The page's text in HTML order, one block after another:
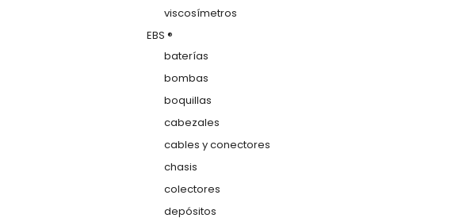
viscosímetros
EBS ®
baterías
bombas
boquillas
cabezales
cables y conectores
chasis
colectores
depósitos